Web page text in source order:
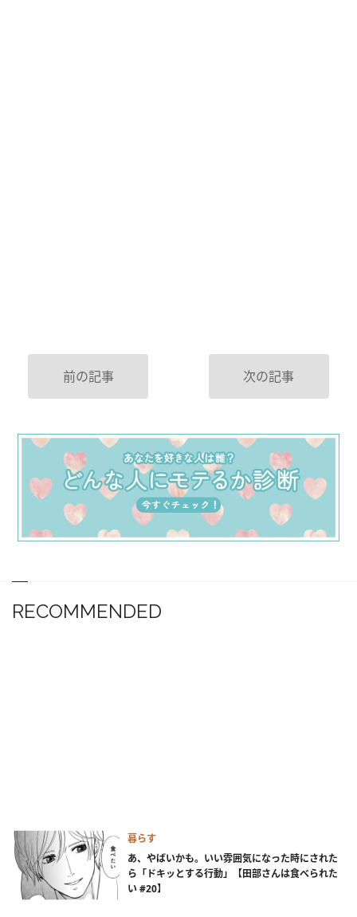
前の記事 次の記事
RECOMMENDED
暮らす
あ、やばいかも。いい雰囲気になった時にされた
ら「ドキッとする行動」【田部さんは食べられた
い #20】